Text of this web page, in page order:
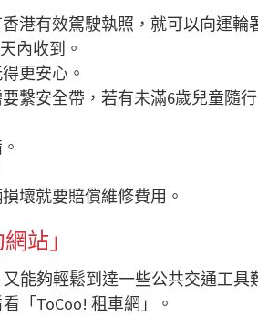
港有效駕駛執照，就可以向運輪
內收到。
更安心。
繫安全帶，若有未滿6歲兒童隨
壞就要賠償維修費用。
站」
能夠輕鬆到達一些公共交通工具
「ToCoo! 租車網」。